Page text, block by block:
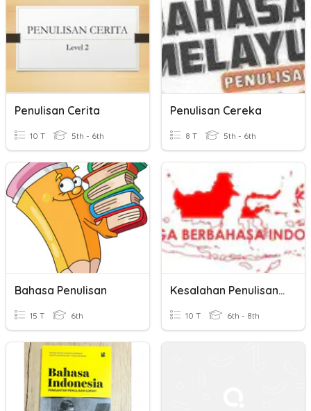
Penulisan Cerita
10 T 5th - 6th
Penulisan Cereka
8 T 5th - 6th
Bahasa Penulisan
15 T 6th
Kesalahan Penulisan Kata
10 T 6th - 8th